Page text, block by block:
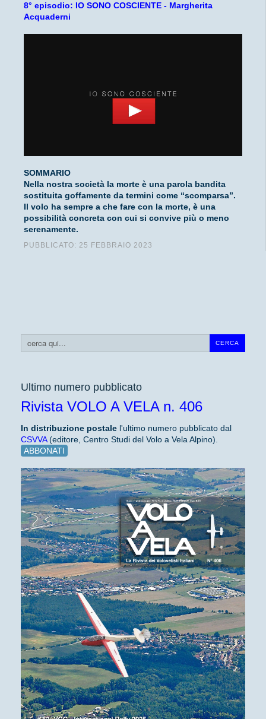
CERCA
Ultimo numero pubblicato
Rivista VOLO A VELA n. 406
In distribuzione postale l'ultimo numero pubblicato dal
CSVVA(editore, Centro Studi del Volo a Vela Alpino).
ABBONATI
8° episodio: IO SONO COSCIENTE - Margherita
Acquaderni
SOMMARIO
Nella nostra società la morte è una parola bandita
sostituita goffamente da termini come “scomparsa”.
Il volo ha sempre a che fare con la morte, è una
possibilità concreta con cui si convive più o meno
serenamente.
PUBBLICATO: 25 FEBBRAIO 2023